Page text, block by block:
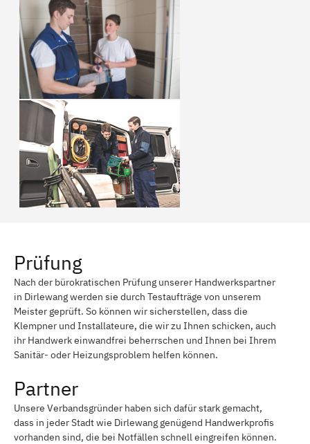
Prüfung
Nach der bürokratischen Prüfung unserer Handwerkspartner
in Dirlewang werden sie durch Testaufträge von unserem
Meister geprüft. So können wir sicherstellen, dass die
Klempner und Installateure, die wir zu Ihnen schicken, auch
ihr Handwerk einwandfrei beherrschen und Ihnen bei Ihrem
Sanitär- oder Heizungsproblem helfen können.
Partner
Unsere Verbandsgründer haben sich dafür stark gemacht,
dass in jeder Stadt wie Dirlewang genügend Handwerkprofis
vorhanden sind, die bei Notfällen schnell eingreifen können.